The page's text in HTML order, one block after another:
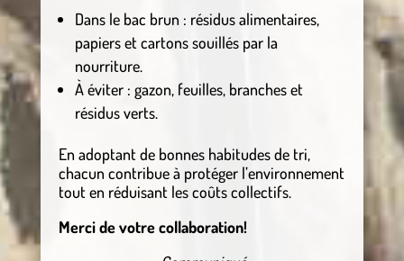
Dans le bac brun : résidus alimentaires,
papiers et cartons souillés par la
nourriture.
À éviter : gazon, feuilles, branches et
résidus verts.
En adoptant de bonnes habitudes de tri,
chacun contribue à protéger l’environnement
tout en réduisant les coûts collectifs.
Merci de votre collaboration!